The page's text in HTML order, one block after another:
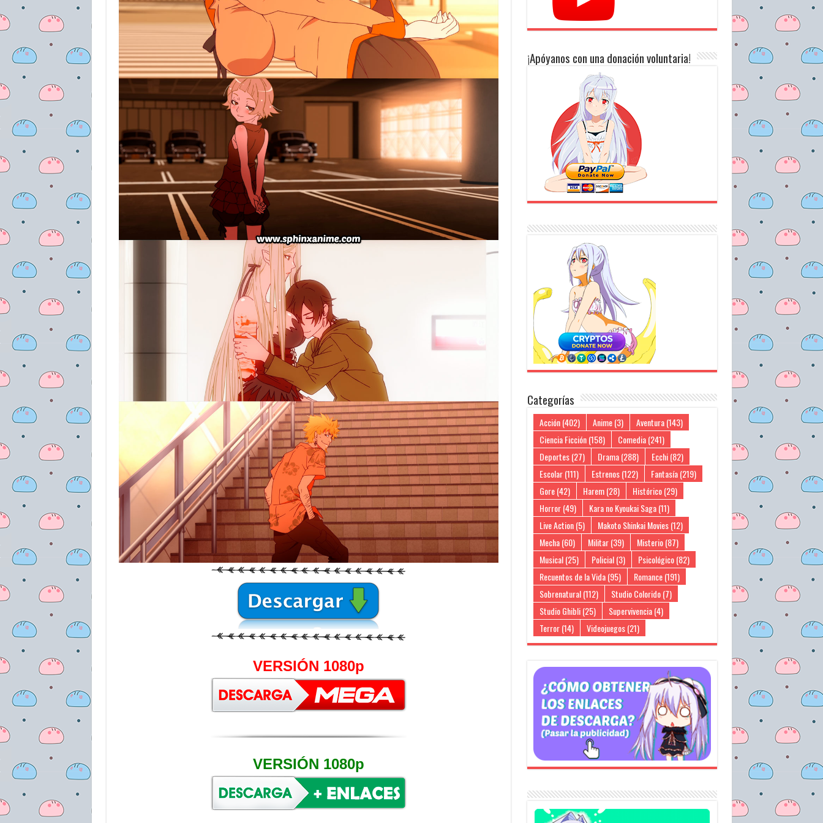
VERSIÓN 1080p
VERSIÓN 1080p
¡Apóyanos con una donación voluntaria!
Categorías
Acción(402) Anime(3) Aventura(143)
Ciencia Ficción(158) Comedia(241)
Deportes(27) Drama(288) Ecchi(82)
Escolar(111) Estrenos(122) Fantasía(219)
Gore(42) Harem(28) Histórico(29)
Horror(49) Kara no Kyoukai Saga(11)
Live Action(5) Makoto Shinkai Movies(12)
Mecha(60) Militar(39) Misterio(87)
Musical(25) Policial(3) Psicológico(82)
Recuentos de la Vida(95) Romance(191)
Sobrenatural(112) Studio Colorido(7)
Studio Ghibli(25) Supervivencia(4)
Terror(14) Videojuegos(21)